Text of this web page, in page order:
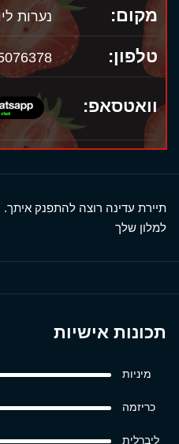
מקום: נערות
טלפון:
וואטסאפ:
תיירת עדינה רוצה להתפנק איתך.
למלון שלך
תכונות אישיות
מיניות
כריזמה
ליברלית